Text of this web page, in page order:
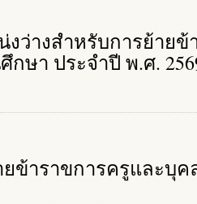
ว่างสำหรับการย้าย
ษา ประจำปี พ.ศ.
ข้าราขการครูและบุ